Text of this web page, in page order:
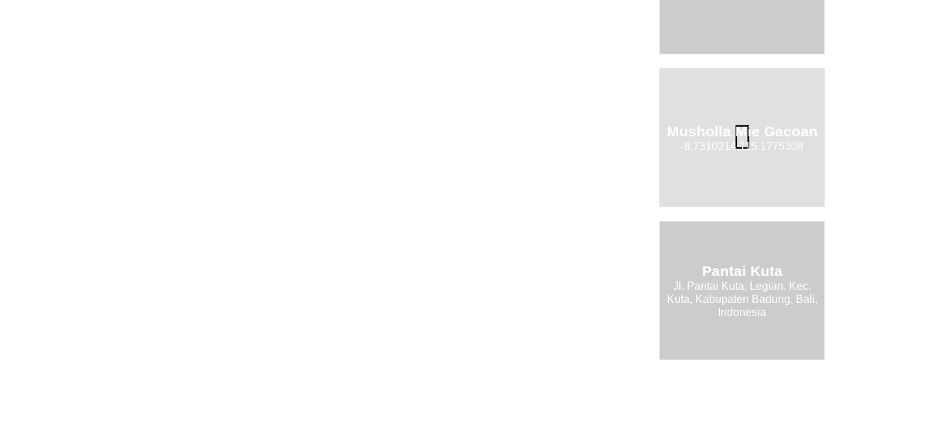
Musholla Mie Gacoan
-8.7310214,115.1775308
Pantai Kuta
Jl. Pantai Kuta, Legian, Kec.
Kuta, Kabupaten Badung, Bali,
Indonesia